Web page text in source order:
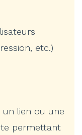
etc.)
un lien ou une
permettant